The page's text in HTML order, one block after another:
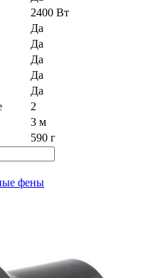
2400 Вт
Да
Да
Да
Да
Да
2
3 м
590 г
фены